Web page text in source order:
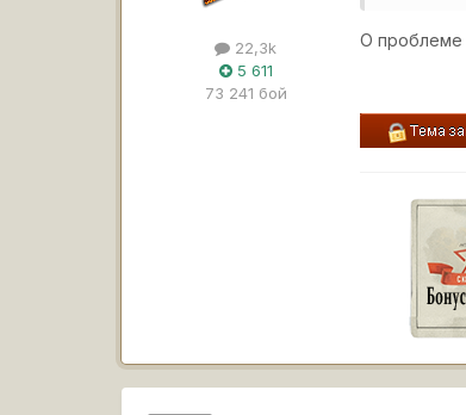
22,3k
5 611
73 241 бой
https://
О проблеме